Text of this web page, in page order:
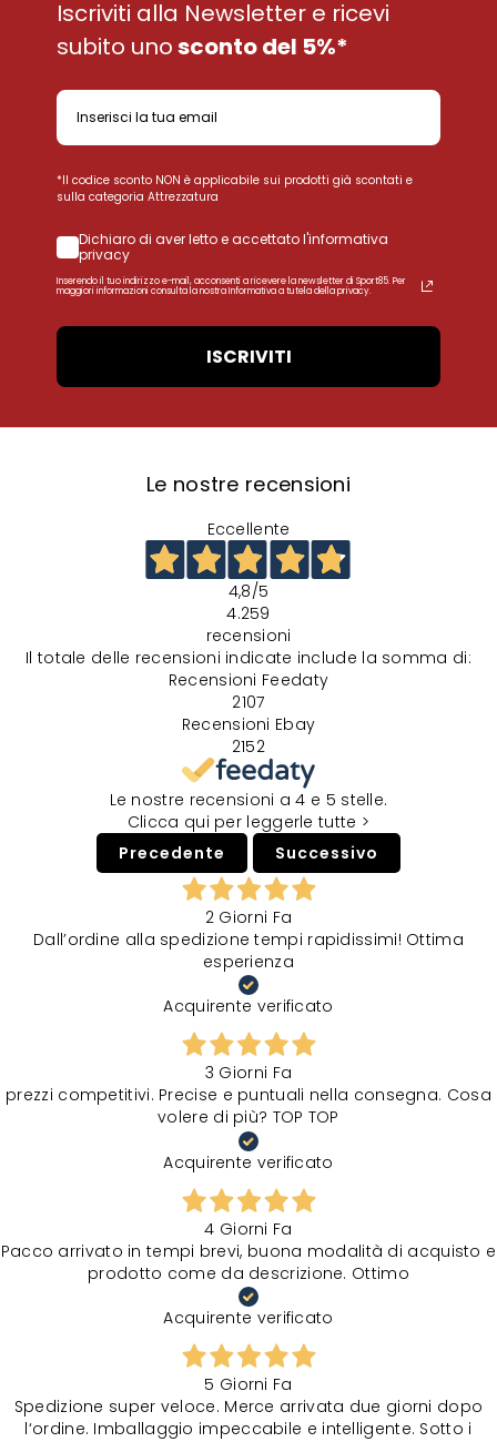
Iscriviti alla Newsletter e ricevi
subito unosconto del 5%*
*Il codice sconto NON è applicabile sui prodotti già scontati e
sulla categoria Attrezzatura
Dichiaro di aver letto e accettato l'informativa
privacy
Inserendo il tuo indirizzo e-mail, acconsenti a ricevere la newsletter di Sport85. Per
maggiori informazioni consulta la nostra Informativa a tutela della privacy.
ISCRIVITI
Le nostre recensioni
Eccellente
4,8/5
4.259
recensioni
Il totale delle recensioni indicate include la somma di:
Recensioni Feedaty
2107
Recensioni Ebay
2152
Le nostre recensioni a 4 e 5 stelle.
Clicca qui per leggerle tutte >
Precedente
Successivo
2 Giorni Fa
Dall’ordine alla spedizione tempi rapidissimi! Ottima
esperienza
Acquirente verificato
3 Giorni Fa
prezzi competitivi. Precise e puntuali nella consegna. Cosa
volere di più? TOP TOP
Acquirente verificato
4 Giorni Fa
Pacco arrivato in tempi brevi, buona modalità di acquisto e
prodotto come da descrizione. Ottimo
Acquirente verificato
5 Giorni Fa
Spedizione super veloce. Merce arrivata due giorni dopo
l‘ordine. Imballaggio impeccabile e intelligente. Sotto i